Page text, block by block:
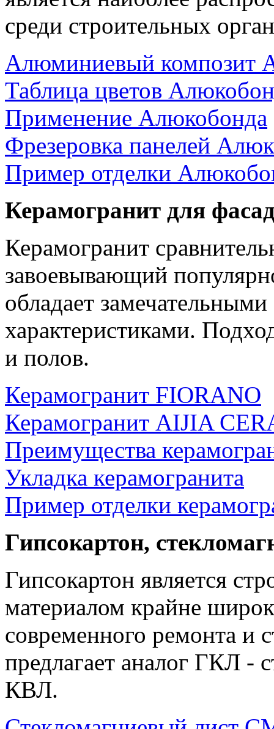
среди строительных
Алюминиевый композит
Таблица цветов
Применение Алюкобонда
Фрезеровка панелей
Пример отделки
Керамогранит для
Керамогранит
завоевывающий
обладает
характеристиками.
и полов.
Керамогранит FIORANO
Керамогранит AIJIA
Преимущества
Укладка керамогранита
Пример отделки
Гипсокартон,
Гипсокартон является
материалом крайне
современного ремонта и
предлагает аналог ГКЛ -
КВЛ.